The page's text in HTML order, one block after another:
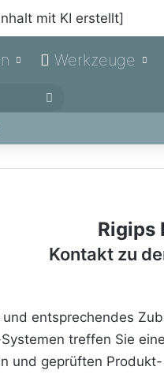
Werkzeuge
Rigips
Kontakt zu
entsprechendes
treffen Sie
und geprüften